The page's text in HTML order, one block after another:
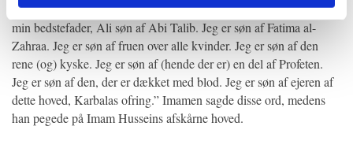
Faderen til (Profetens) to børnebørn, Hassan og Hussein. Dette er
min bedstefader, Ali søn af Abi Talib. Jeg er søn af Fatima al-
Zahraa. Jeg er søn af fruen over alle kvinder. Jeg er søn af den
rene (og) kyske. Jeg er søn af (hende der er) en del af Profeten.
Jeg er søn af den, der er dækket med blod. Jeg er søn af ejeren af
dette hoved, Karbalas ofring.” Imamen sagde disse ord, medens
han pegede på Imam Husseins afskårne hoved.